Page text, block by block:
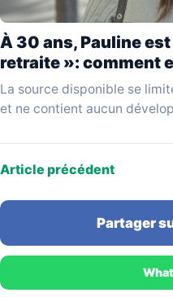
À 30 ans, Pauline
retraite »: comment
La source disponible se
et ne contient aucun
Article précédent
Partager